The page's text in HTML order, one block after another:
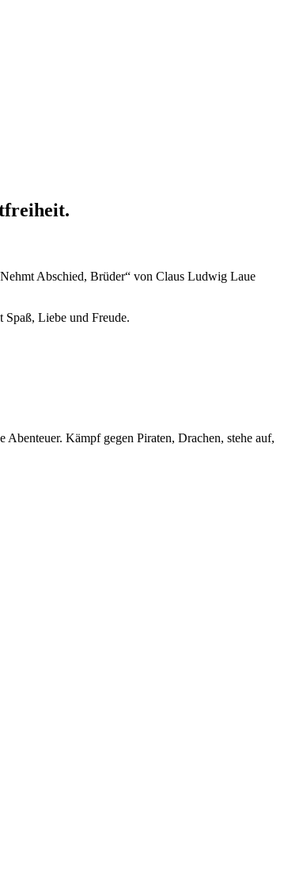
Abschied, Brüder“ von Claus Ludwig Laue
Spaß, Liebe und Freude.
Kämpf gegen Piraten, Drachen, stehe auf,